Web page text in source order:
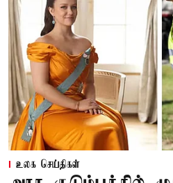
உலக செய்திகள்